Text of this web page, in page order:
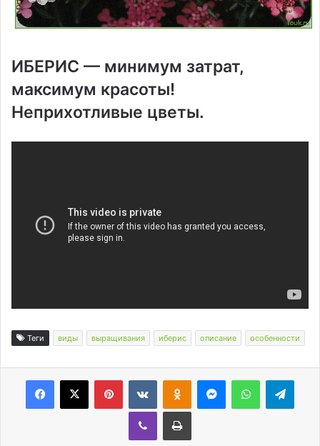
ИБЕРИС — минимум затрат,
максимум красоты!
Неприхотливые цветы.
Теги виды выращивания иберис описание особенности